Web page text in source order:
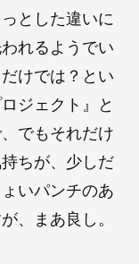
とした違いに
れるようでい
けでは？とい
ジェクト』と
でもそれだけ
ちが、少しだ
いパンチのあ
、まあ良し。